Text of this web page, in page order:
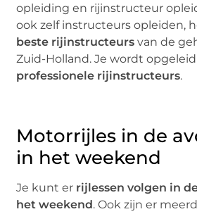
opleiding en rijinstructeur
ook zelf instructeurs opleiden,
beste rijinstructeurs van de
Zuid-Holland. Je wordt
professionele rijinstructeurs.
Motorrijles in de
in het weekend
Je kunt er rijlessen volgen in
het weekend . Ook zijn er